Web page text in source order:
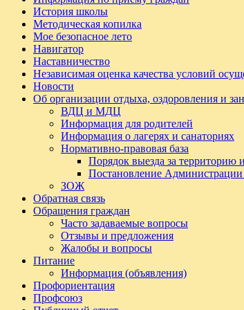
История школы
Методическая копилка
Мое безопасное лето
Навигатор
Наставничество
Независимая оценка качества условий
Новости
Об организации отдыха, оздоровления и
ВДЦ и МДЦ
Информация для родителей
Информация о лагерях и санаториях
Нормативно-правовая база
Порядок выезда за территорию
Постановление
ЗОЖ
Обратная связь
Обращения граждан
Часто задаваемые вопросы
Отзывы и предложения
Жалобы и вопросы
Питание
Информация (объявления)
Профориентация
Профсоюз